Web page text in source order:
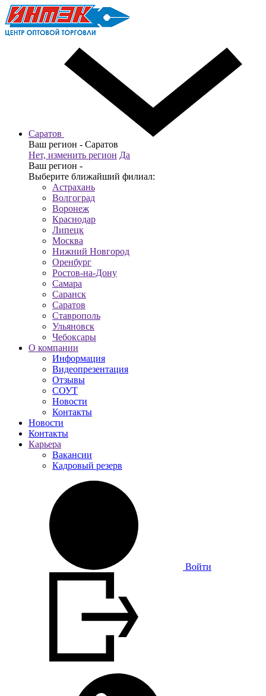
Саратов
Ваш регион - Саратов
Нет, изменить регион Да
Ваш регион -
Выберите ближайший филиал:
Астрахань
Волгоград
Воронеж
Краснодар
Липецк
Москва
Нижний Новгород
Оренбург
Ростов-на-Дону
Самара
Саранск
Саратов
Ставрополь
Ульяновск
Чебоксары
О компании
Информация
Видеопрезентация
Отзывы
СОУТ
Новости
Контакты
Новости
Контакты
Карьера
Вакансии
Кадровый резерв
Войти